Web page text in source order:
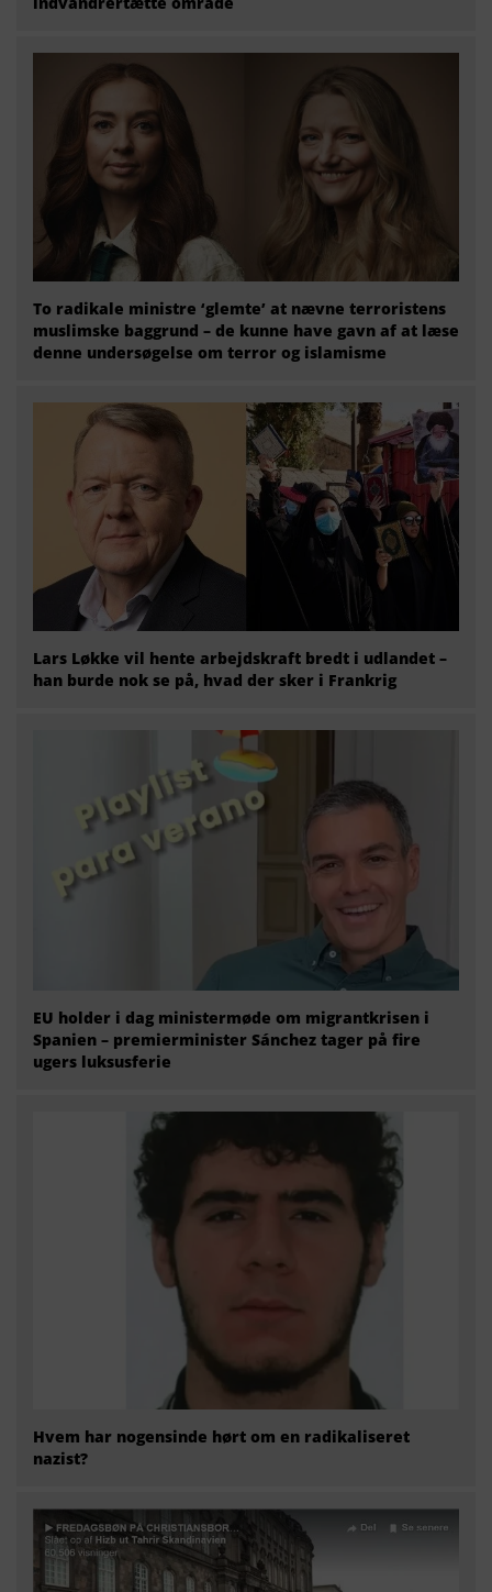
To radikale ministre ‘glemte’ at nævne terroristens
muslimske baggrund – de kunne have gavn af at læse
denne undersøgelse om terror og islamisme
Lars Løkke vil hente arbejdskraft bredt i udlandet –
han burde nok se på, hvad der sker i Frankrig
EU holder i dag ministermøde om migrantkrisen i
Spanien – premierminister Sánchez tager på fire
ugers luksusferie
Hvem har nogensinde hørt om en radikaliseret
nazist?